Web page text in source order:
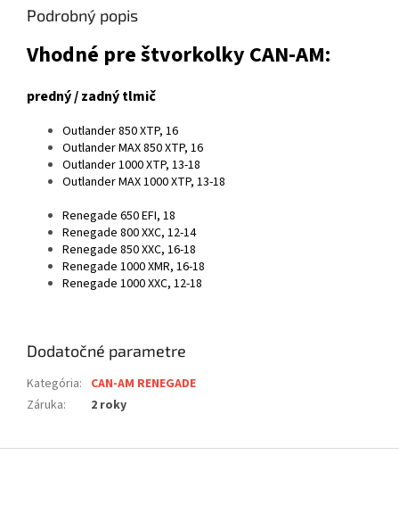
Podrobný popis
Vhodné pre štvorkolky CAN-AM:
predný / zadný tlmič
Outlander 850 XTP, 16
Outlander MAX 850 XTP, 16
Outlander 1000 XTP, 13-18
Outlander MAX 1000 XTP, 13-18
Renegade 650 EFI, 18
Renegade 800 XXC, 12-14
Renegade 850 XXC, 16-18
Renegade 1000 XMR, 16-18
Renegade 1000 XXC, 12-18
Dodatočné parametre
Kategória: CAN-AM RENEGADE
Záruka: 2 roky